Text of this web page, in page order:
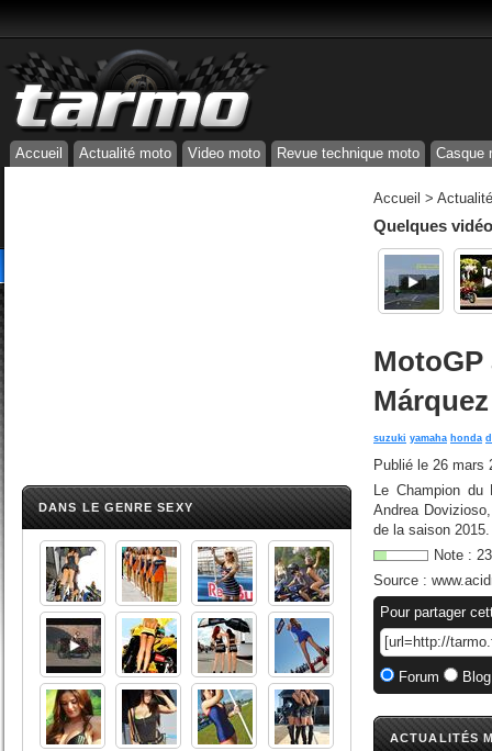
Accueil Actualité moto Video moto Revue technique moto Casque
DANS LE GENRE SEXY
Accueil >
Quelques
MotoGP
suzuki yamaha honda
Publié le 26 mars
Le Champion
Andrea
de la saison
Note : 23
Source :
Pour partager
Forum
ACTUALITÉS